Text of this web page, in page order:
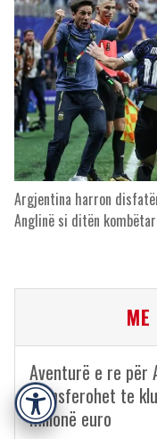
Argjentina harron
Anglinë si ditën
Aventurë e re për
transferohet te
milionë euro